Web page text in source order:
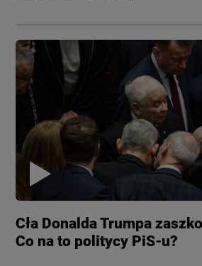
Cła Donalda Trumpa
Co na to politycy PiS-u?